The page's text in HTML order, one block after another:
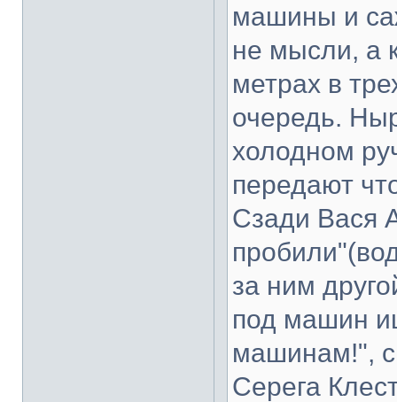
машины и
не мысли, а
метрах в
очередь.
холодном
передают
Сзади Вася
за ним
под машин
машинам!",
Серега